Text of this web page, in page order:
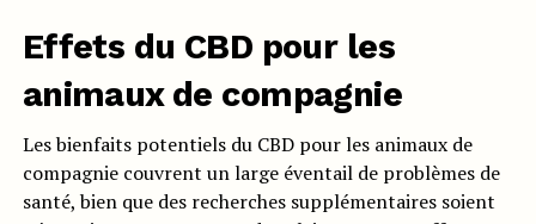
Effets du CBD pour les
animaux de compagnie
Les bienfaits potentiels du CBD pour les animaux de
compagnie couvrent un large éventail de problèmes de
santé, bien que des recherches supplémentaires soient